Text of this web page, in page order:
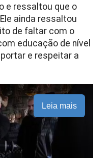
e ressaltou que o
ainda ressaltou
de faltar com o
educação de nível
e respeitar a
Leia mais